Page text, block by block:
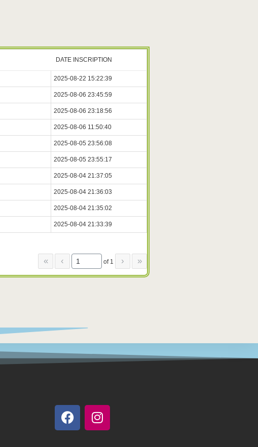
DATE INSCRIPTION
2025-08-22 15:22:39
2025-08-06 23:45:59
2025-08-06 23:18:56
2025-08-06 11:50:40
2025-08-05 23:56:08
2025-08-05 23:55:17
2025-08-04 21:37:05
2025-08-04 21:36:03
2025-08-04 21:35:02
2025-08-04 21:33:39
« ‹ of 1 › »